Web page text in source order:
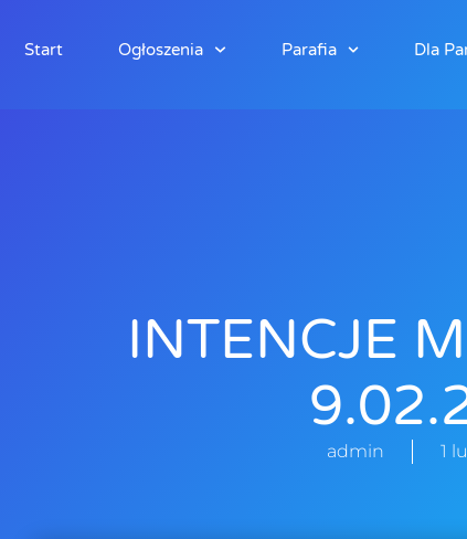
Start Ogłoszenia Parafia Dla
INTENCJE
admin 1